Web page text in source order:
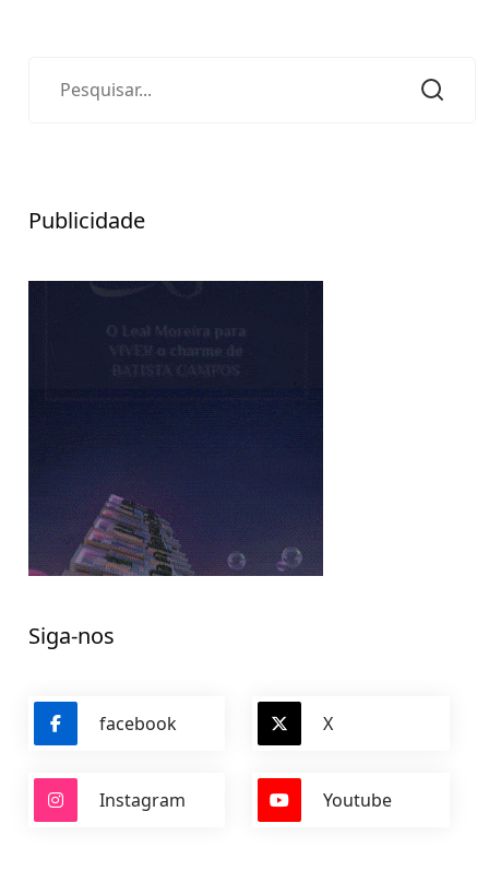
Publicidade
Siga-nos
facebook X
Instagram Youtube